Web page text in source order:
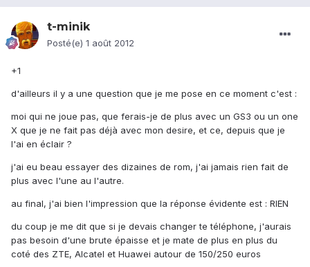
t-minik
Posté(e) 1 août 2012
+1
d'ailleurs il y a une question que je me pose en ce moment c'est :
moi qui ne joue pas, que ferais-je de plus avec un GS3 ou un one
X que je ne fait pas déjà avec mon desire, et ce, depuis que je
l'ai en éclair ?
j'ai eu beau essayer des dizaines de rom, j'ai jamais rien fait de
plus avec l'une au l'autre.
au final, j'ai bien l'impression que la réponse évidente est : RIEN
du coup je me dit que si je devais changer te téléphone, j'aurais
pas besoin d'une brute épaisse et je mate de plus en plus du
coté des ZTE, Alcatel et Huawei autour de 150/250 euros